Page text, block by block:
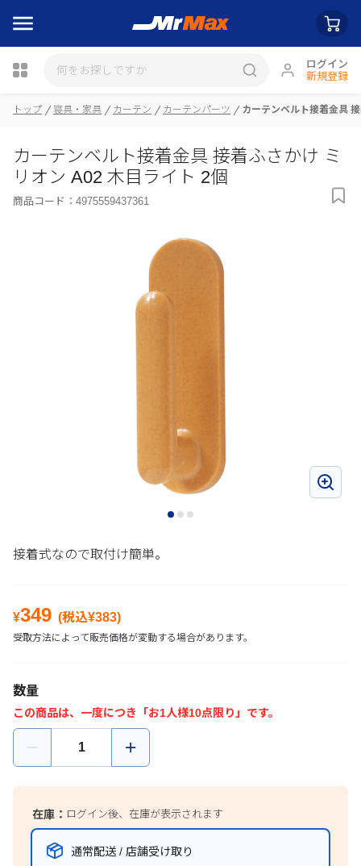
ログイン
新規登録
瓶詰
トップ 寝具・家具 カーテン カーテンパーツ カーテンベルト接着金具
カーテンベルト接着金具 接着ふさかけ ミ
リオン A02 木目ライト 2個
商品コード： 4975559437361
接着式なので取付け簡単。
¥349 (税込¥383)
受取方法によって販売価格が変動する場合があります。
数量
この商品は、一度につき「お1人様10点限り」です。
在庫： ログイン後、在庫が表示されます
通常配送 / 店舗受け取り